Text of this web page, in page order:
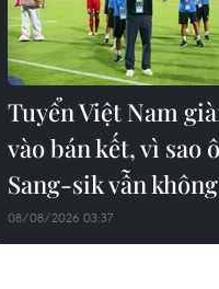
Tuyển Việt Nam
vào bán kết, vì sao
Sang-sik vẫn
08/08/2026 03:37